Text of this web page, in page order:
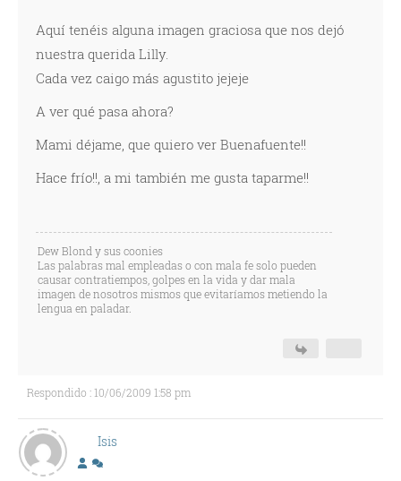
Aquí­ tenéis alguna imagen graciosa que nos dejó
nuestra querida Lilly.
Cada vez caigo más agustito jejeje
A ver qué pasa ahora?
Mami déjame, que quiero ver Buenafuente!!
Hace frí­o!!, a mi también me gusta taparme!!
Dew Blond y sus coonies
Las palabras mal empleadas o con mala fe solo pueden
causar contratiempos, golpes en la vida y dar mala
imagen de nosotros mismos que evitaríamos metiendo la
lengua en paladar.
Respondido : 10/06/2009 1:58 pm
Isis